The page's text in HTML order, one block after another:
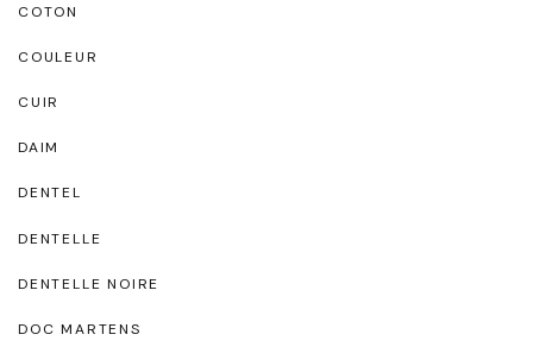
COTON
COULEUR
CUIR
DAIM
DENTEL
DENTELLE
DENTELLE NOIRE
DOC MARTENS